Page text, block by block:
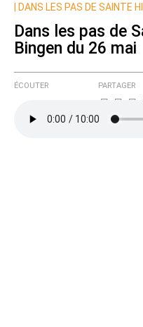
DANS LES PAS DE SAINTE
Dans les pas de
Bingen du 26 mai
ÉCOUTER PARTAGER